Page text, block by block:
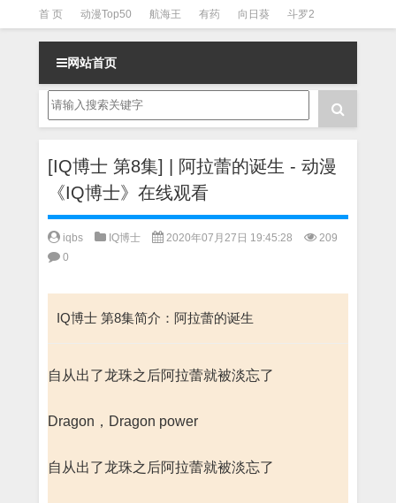
首 页 动漫Top50 航海王 有药 向日葵 斗罗2
斗罗3 火影 一拳超人 柯南 阴阳师 节目清单
网站首页
[IQ博士 第8集] | 阿拉蕾的诞生 - 动漫
《IQ博士》在线观看
iqbs IQ博士 2020年07月27日 19:45:28
209
0
IQ博士 第8集简介：阿拉蕾的诞生
自从出了龙珠之后阿拉蕾就被淡忘了
Dragon，Dragon power
自从出了龙珠之后阿拉蕾就被淡忘了